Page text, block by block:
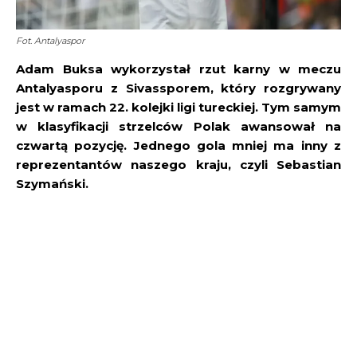
Fot. Antalyaspor
Adam Buksa wykorzystał rzut karny w meczu
Antalyasporu z Sivassporem, który rozgrywany
jest w ramach 22. kolejki ligi tureckiej. Tym samym
w klasyfikacji strzelców Polak awansował na
czwartą pozycję. Jednego gola mniej ma inny z
reprezentantów naszego kraju, czyli Sebastian
Szymański.